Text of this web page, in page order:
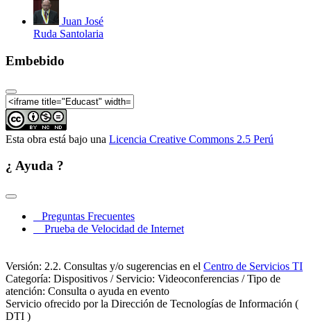
Juan José
Ruda Santolaria
Embebido
Esta obra está bajo una Licencia Creative Commons 2.5 Perú
¿ Ayuda ?
Preguntas Frecuentes
Prueba de Velocidad de Internet
Versión: 2.2. Consultas y/o sugerencias en el Centro de Servicios TI
Categoría: Dispositivos / Servicio: Videoconferencias / Tipo de
atención: Consulta o ayuda en evento
Servicio ofrecido por la Dirección de Tecnologías de Información (
DTI )